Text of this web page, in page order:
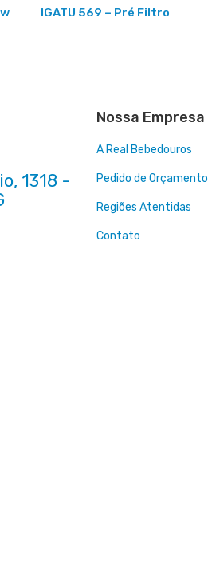
IGATU 569 – Pré Filtro
1318 -
Nossa Empresa
A Real Bebedouros
Pedido de Orçamento
Regiões Atentidas
Contato